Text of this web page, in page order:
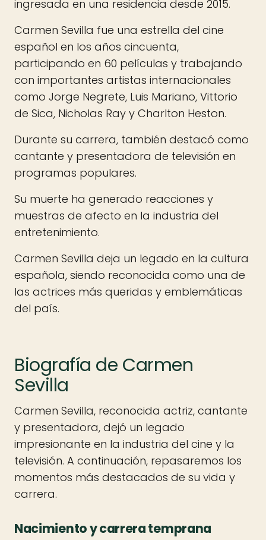
ingresada en una residencia desde 2015.
Carmen Sevilla fue una estrella del cine
español en los años cincuenta,
participando en 60 películas y trabajando
con importantes artistas internacionales
como Jorge Negrete, Luis Mariano, Vittorio
de Sica, Nicholas Ray y Charlton Heston.
Durante su carrera, también destacó como
cantante y presentadora de televisión en
programas populares.
Su muerte ha generado reacciones y
muestras de afecto en la industria del
entretenimiento.
Carmen Sevilla deja un legado en la cultura
española, siendo reconocida como una de
las actrices más queridas y emblemáticas
del país.
Biografía de Carmen
Sevilla
Carmen Sevilla, reconocida actriz, cantante
y presentadora, dejó un legado
impresionante en la industria del cine y la
televisión. A continuación, repasaremos los
momentos más destacados de su vida y
carrera.
Nacimiento y carrera temprana